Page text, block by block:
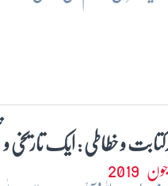
و خطاطی : ایک تاریخی و
جون 2019